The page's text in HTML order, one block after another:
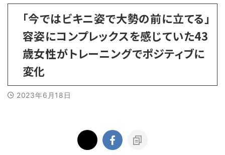
「今ではビキニ姿で大勢の前に立てる」
容姿にコンプレックスを感じていた43
歳女性がトレーニングでポジティブに
変化
2023年6月18日